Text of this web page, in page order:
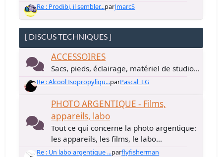
Re : Prodibi, il sembler...parJmarcS
[ DISCUS TECHNIQUES ]
ACCESSOIRES
Sacs, pieds, éclairage, matériel de studio...
Re : Alcool Isopropyliqu...parPascal_LG
PHOTO ARGENTIQUE - Films,
appareils, labo
Tout ce qui concerne la photo argentique:
les appareils, les films, le labo...
Re : Un labo argentique ...parflyfisherman